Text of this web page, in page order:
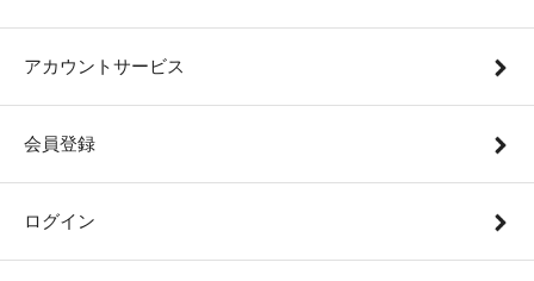
アカウントサービス
会員登録
ログイン